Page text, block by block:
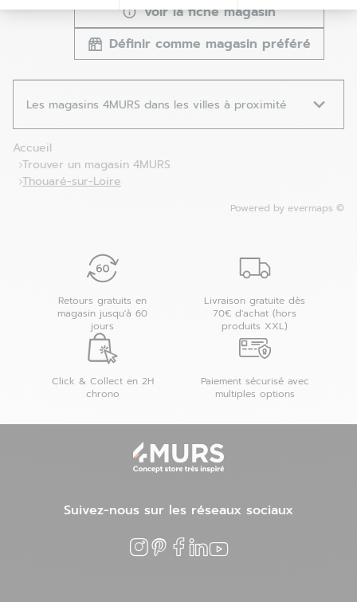
Voir la fiche magasin
Définir comme magasin préféré
Les magasins 4MURS dans les villes à proximité
Accueil
Trouver un magasin 4MURS
Thouaré-sur-Loire
Powered by evermaps ©
Retours gratuits en
magasin jusqu'à 60
jours
Livraison gratuite dès
70€ d'achat (hors
produits XXL)
Click & Collect en 2H
chrono
Paiement sécurisé avec
multiples options
Suivez-nous sur les réseaux sociaux